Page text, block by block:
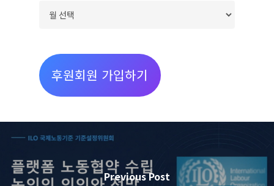
보
기
후원회원 가입하기
Previous Post